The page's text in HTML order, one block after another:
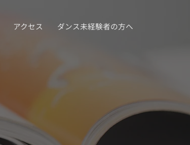
アクセス ダンス未経験者の方へ